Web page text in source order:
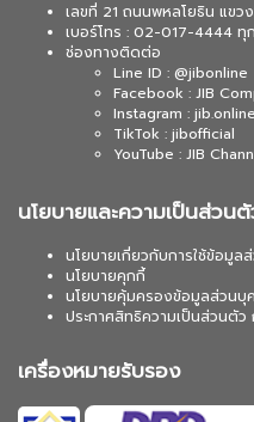
เลขที่ 21 ถนนพหลโยธิน แขว
เบอร์โทร : 02-017-4444 ทุ
ช่องทางติดต่อ
Line ID : @jibonline
Facebook : JIB
Instagram : jib.online
TikTok : jibofficial
YouTube : JIB
นโยบายและความเป็นส่วน
นโยบายเกี่ยวกับการใช้ข้อมูล
นโยบายคุกกี้
นโยบายคุ้มครองข้อมูลส่วนบุ
ประกาศสิทธิความเป็นส่วนตั
เครื่องหมายรับรอง